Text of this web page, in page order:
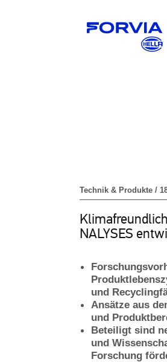
Technik & Produkte /
NALYSES
und
Ansätze aus
und
Beteiligt sind
und
Forschung